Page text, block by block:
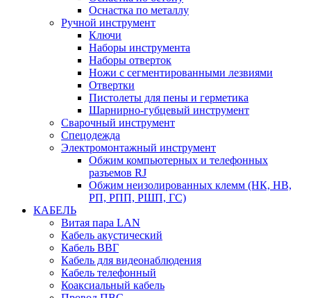
Оснастка по металлу
Ручной инструмент
Ключи
Наборы инструмента
Наборы отверток
Ножи с сегментированными лезвиями
Отвертки
Пистолеты для пены и герметика
Шарнирно-губцевый инструмент
Сварочный инструмент
Спецодежда
Электромонтажный инструмент
Обжим компьютерных и телефонных
разъемов RJ
Обжим неизолированных клемм (НК, НВ,
РП, РПП, РШП, ГС)
КАБЕЛЬ
Витая пара LAN
Кабель акустический
Кабель ВВГ
Кабель для видеонаблюдения
Кабель телефонный
Коаксиальный кабель